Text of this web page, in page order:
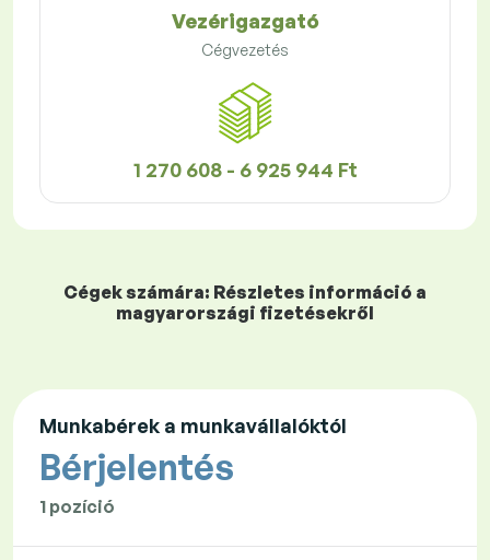
Vezérigazgató
Cégvezetés
1 270 608 - 6 925 944 Ft
Cégek számára: Részletes információ a
magyarországi fizetésekről
Munkabérek a munkavállalóktól
Bérjelentés
1 pozíció